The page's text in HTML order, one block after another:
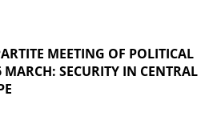
MEETING OF POLITICAL
SECURITY IN CENTRAL